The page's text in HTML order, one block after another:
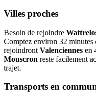
Villes proches
Besoin de rejoindre
Comptez environ 32
rejoindront Valenciennes en
Mouscron reste facilement
trajet.
Transports en